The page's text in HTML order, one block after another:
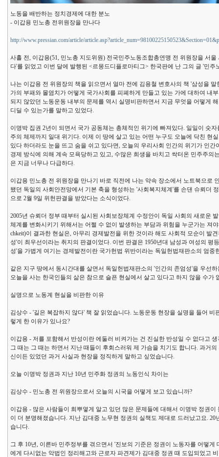
노동을 배반하는 정치경제에 대한 분노
- 이갑용 민노총 전위원장을 만나다
http://www.pressian.com/article/
사흘 전, 이갑용(51, 민노총 지도위원) 전국민주노동조합총연맹 전 위원장을 서
다'를 읽었고 이번 달에 발행된 <르몽드디플로마티그> 한국판에 난 그의 글 '민주
나는 이갑용 전 위원장의 책을 읽으면서 얼마 전에 김용철 변호사의 책 '삼성을
가의 부패와 몰염치가 어떻게 국가사회를 피폐하게 만들고 있는 가에 대하여 내
되지 않았던 노동운동 내부의 문제를 역시 실명비판하면서 지금 무엇을 어떻게
디딜 수 있는가를 말하고 있었다.
이명박 집권 2년이 되면서 국가 공동체는 총체적인 위기에 빠져있다. 일일이 숫
주의 체제까지 일대 위기다. 이제 이 땅에 살고 있는 어떤 누구도 오늘에 닥친 현
있다 하더라도 눈을 뜨고 숨을 쉬고 있다면, 오늘의 우리사회 인간의 위기가 인
경제 방식에 의해 계속 모욕당하고 있고, 수많은 희생을 바치고 싹터온 민주주
은 지금 너무나 다급하다.
이갑용 민노총 전 위원장을 만나기 바로 직전에 나는 약속 장소에서 노트북으로
됐던 독일의 사회안전망에서 기본 축을 형성하는 '사회복지체계'를 손댄 슈뢰더
으로 2월 9일 위헌판결을 받았다는 소식이었다.
2005년 슈뢰더 정부 때부터 실시된 사회보장체계 수정안이 독일 사회의 새로운
체계를 변화시키기 위해서는 어쩔 수 없이 발생하는 부담과 위험을 누군가는 져
chkeit)이 결과한 현실은, 아무리 경제발전을 위한 것이라 해도 사회적 모순이
성'이 최우선이라는 취지의 판결이었다. 이번 판결은 1950년대 남성과 여성의
성'을 가볍게 여기는 경제발전이란 국가헌법 위반이라는 독일헌법재판소의 엄중
같은 지구 땅에서 동시간대를 살면서 독일헌법재판소의 '인간의 존엄성'을 우선
오늘을 사는 한국인들의 삶은 참으로 슬픈 현실에서 살고 있다고 하지 않을 수가
실명으로 노동계 현실을 비판한 이유
김상수 - '길은 복잡하지 않다' 책 잘 읽었습니다. 노동운동 현장을 실명을 들어
렇게 한 이유가 있나요?
이갑용 - 저를 포함해서 반성이란 에둘러 비켜가는 건 진실한 반성일 수 없다고
그 때는 그 때는 하면서 지난 때들이 후회스러워 제 가슴을 치기도 합니다. 과거
신이든 있었던 과거 사실과 현장을 정직하게 말하고 싶었습니다.
오늘 이명박 정권과 지난 10년 민주화 정권의 노동인식 차이는
김상수 - 민노총 전 위원장으로서 오늘의 시국을 어떻게 보고 있습니까?
이갑용 - 많은 사람들이 희뿌옇게 알고 있던 많은 문제들에 대해서 이명박 정권
이 더 분명해졌습니다. 지난 김대중 노무현 정권의 실책도 제대로 드러났고요.
습니다.
그 후 10년, 이른바 민주정부를 겪으면서 '진보의 기준은 정권이 노동자를 어떻
에게 다시없는 악법인 정리해고와 근로자 파견제가 김대중 정권 때 도입되었고